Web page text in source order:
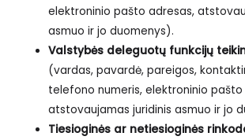
elektroninio pašto adresas,
asmuo ir jo duomenys).
Valstybės deleguotų funkcijų
(vardas, pavardė, pareigos,
telefono numeris, elektroninio pašto
atstovaujamas juridinis asmuo ir jo
Tiesioginės ar netiesioginės